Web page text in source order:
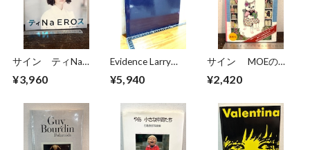
サイン ティNa
玉城ティナ 篠山紀
¥3,960
Evidence Larry
¥5,940
サイン MOEのえ
こ ヒグチユウコ
¥2,420